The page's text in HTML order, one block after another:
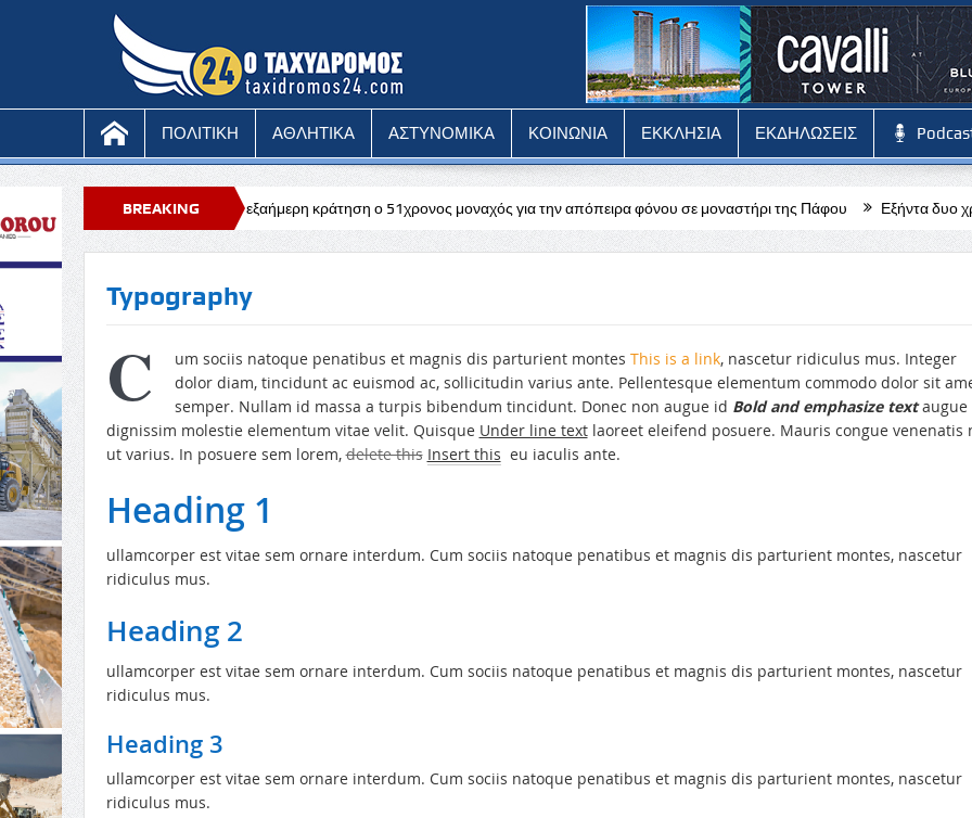
ΠΟΛΙΤΙΚΗ ΑΘΛΗΤΙΚΑ ΑΣΤΥΝΟΜΙΚΑ ΚΟΙΝΩΝΙΑ ΕΚΚΛΗΣΙΑ ΕΚΔΗΛΩΣΕΙΣ
BREAKING
NEWS
Υπό εξαήμερη κράτηση ο 51χρονος μοναχός για την απόπειρα φόνου σε μοναστήρι της Πάφου Εξήντα δυο χρόνια από
Typography
C um sociis natoque penatibus et magnis dis parturient montes This is a link, nascetur ridiculus mus. Integer
dolor diam, tincidunt ac euismod ac, sollicitudin varius ante. Pellentesque elementum commodo dolor sit
semper. Nullam id massa a turpis bibendum tincidunt. Donec non augue id Bold and emphasize textaugue
dignissim molestie elementum vitae velit. Quisque Under line textlaoreet eleifend posuere. Mauris congue venenatis
ut varius. In posuere sem lorem,delete this Insert this eu iaculis ante.
Heading 1
ullamcorper est vitae sem ornare interdum. Cum sociis natoque penatibus et magnis dis parturient montes, nascetur
ridiculus mus.
Heading 2
ullamcorper est vitae sem ornare interdum. Cum sociis natoque penatibus et magnis dis parturient montes, nascetur
ridiculus mus.
Heading 3
ullamcorper est vitae sem ornare interdum. Cum sociis natoque penatibus et magnis dis parturient montes, nascetur
ridiculus mus.